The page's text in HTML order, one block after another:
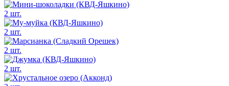
2 шт.
2 шт.
2 шт.
2 шт.